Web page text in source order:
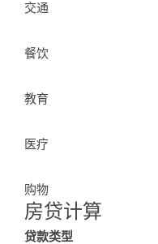
交通
餐饮
教育
医疗
购物
房贷计算
Loan Calculator
贷款类型